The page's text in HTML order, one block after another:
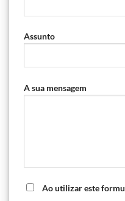
Assunto
A sua mensagem
Ao utilizar este